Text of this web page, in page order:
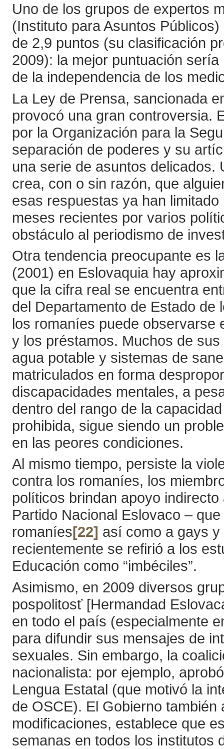
Uno de los grupos de expertos
(Instituto para Asuntos
de 2,9 puntos (su clasificación
2009): la mejor puntuación
de la independencia de los
La Ley de Prensa, sancionada
provocó una gran controversia.
por la Organización para la
separación de poderes y su
una serie de asuntos delicados.
crea, con o sin razón, que
esas respuestas ya han
meses recientes por varios
obstáculo al periodismo de
Otra tendencia preocupante es
(2001) en Eslovaquia hay
que la cifra real se encuentra
del Departamento de Estado de
los romaníes puede observarse
y los préstamos. Muchos de
agua potable y sistemas de
matriculados en forma
discapacidades mentales, a
dentro del rango de la
prohibida, sigue siendo un
en las peores condiciones.
Al mismo tiempo, persiste la
contra los romaníes, los
políticos brindan apoyo
Partido Nacional Eslovaco –
romaníes[22] así como a gays y
recientemente se refirió a los
Educación como “imbéciles”.
Asimismo, en 2009 diversos
pospolitosť [Hermandad
en todo el país (especialmente
para difundir sus mensajes de
sexuales. Sin embargo, la
nacionalista: por ejemplo,
Lengua Estatal (que motivó la
de OSCE). El Gobierno
modificaciones, establece que
semanas en todos los institutos